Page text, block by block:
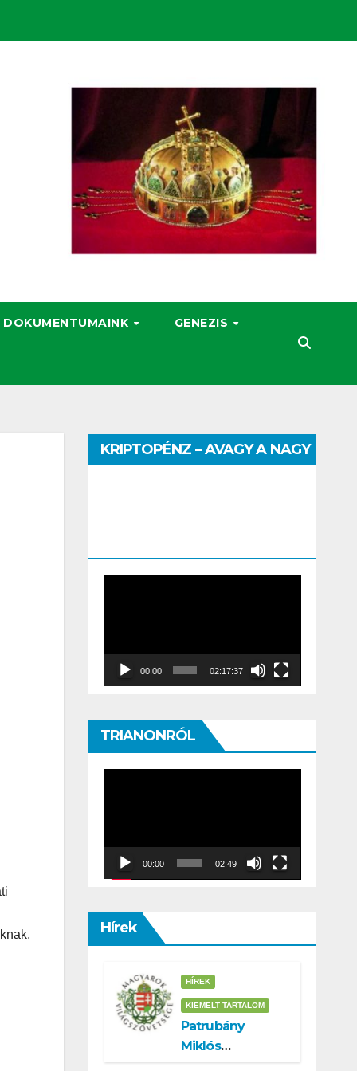
DOKUMENTUMAINK GENEZIS
KRIPTOPÉNZ – AVAGY A NAGY
00:00 02:17:37
TRIANONRÓL
00:00 02:49
Hírek
HÍREK
KIEMELT TARTALOM
Patrubány
Miklós